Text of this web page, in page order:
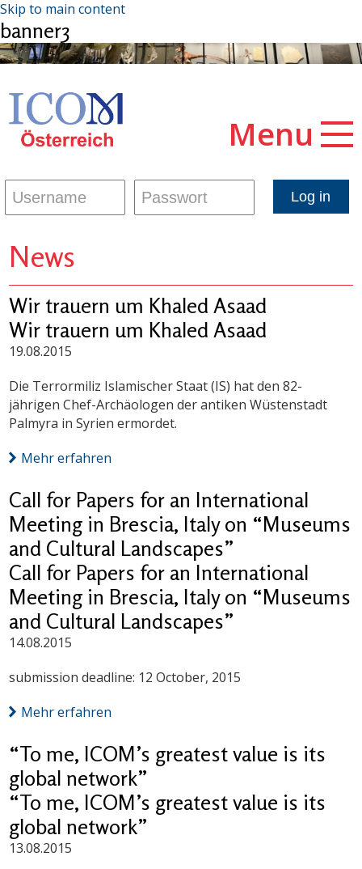
Skip to main content
banner3
Menu
News
Wir trauern um Khaled Asaad
Wir trauern um Khaled Asaad
19.08.2015
Die Terrormiliz Islamischer Staat (IS) hat den 82-
jährigen Chef-Archäologen der antiken Wüstenstadt
Palmyra in Syrien ermordet.
Mehr erfahren
Call for Papers for an International
Meeting in Brescia, Italy on “Museums
and Cultural Landscapes”
Call for Papers for an International
Meeting in Brescia, Italy on “Museums
and Cultural Landscapes”
14.08.2015
submission deadline: 12 October, 2015
Mehr erfahren
“To me, ICOM’s greatest value is its
global network”
“To me, ICOM’s greatest value is its
global network”
13.08.2015